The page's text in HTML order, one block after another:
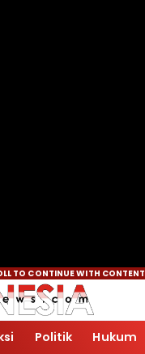
TO CONTINUE WITH CONTENT
Politik Hukum